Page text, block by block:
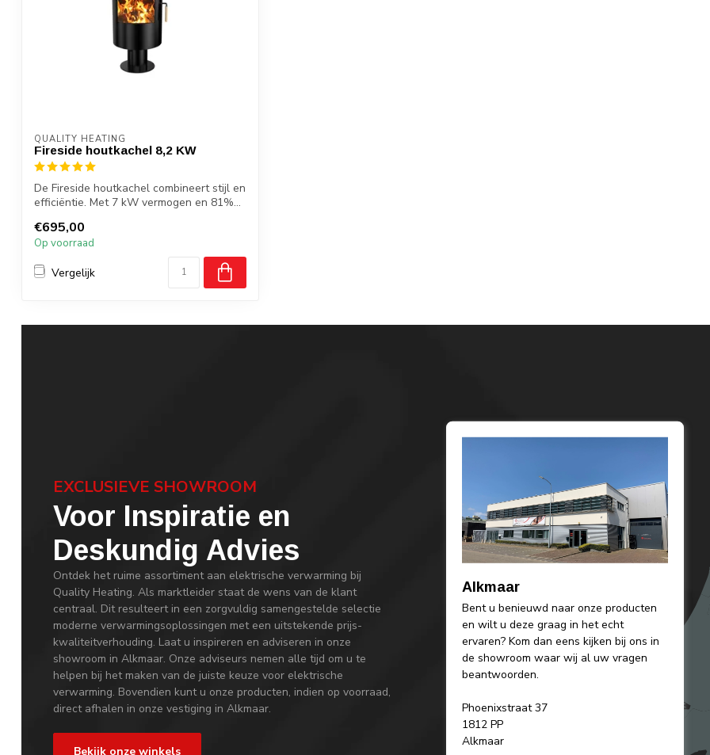
QUALITY HEATING
Fireside houtkachel 8,2 KW
De Fireside houtkachel combineert stijl en
efficiëntie. Met 7 kW vermogen en 81%...
€695,00
Op voorraad
Vergelijk
EXCLUSIEVE SHOWROOM
Voor Inspiratie en
Deskundig Advies
Ontdek het ruime assortiment aan elektrische verwarming bij
Quality Heating. Als marktleider staat de wens van de klant
centraal. Dit resulteert in een zorgvuldig samengestelde selectie
moderne verwarmingsoplossingen met een uitstekende prijs-
kwaliteitverhouding. Laat u inspireren en adviseren in onze
showroom in Alkmaar. Onze adviseurs nemen alle tijd om u te
helpen bij het maken van de juiste keuze voor elektrische
verwarming. Bovendien kunt u onze producten, indien op voorraad,
direct afhalen in onze vestiging in Alkmaar.
Bekijk onze winkels
Alkmaar
Bent u benieuwd naar onze producten
en wilt u deze graag in het echt
ervaren? Kom dan eens kijken bij ons in
de showroom waar wij al uw vragen
beantwoorden.
Phoenixstraat 37
1812 PP
Alkmaar